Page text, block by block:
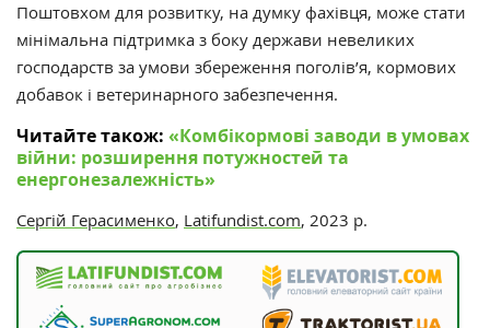
Поштовхом для розвитку, на думку фахівця, може стати
мінімальна підтримка з боку держави невеликих
господарств за умови збереження поголів’я, кормових
добавок і ветеринарного забезпечення.
Читайте також: «‎Комбікормові заводи в умовах
війни: розширення потужностей та
енергонезалежність»
Сергій Герасименко, Latifundist.com, 2023 р.